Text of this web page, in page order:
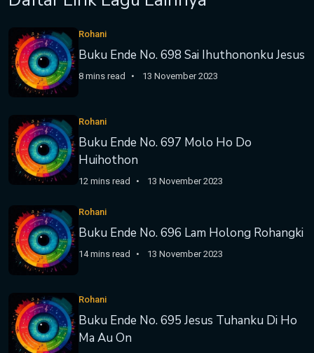
Rohani
Buku Ende No. 698 Sai Ihuthononku Jesus
8 mins read 13 November 2023
Rohani
Buku Ende No. 697 Molo Ho Do
Huihothon
12 mins read 13 November 2023
Rohani
Buku Ende No. 696 Lam Holong Rohangki
14 mins read 13 November 2023
Rohani
Buku Ende No. 695 Jesus Tuhanku Di Ho
Ma Au On